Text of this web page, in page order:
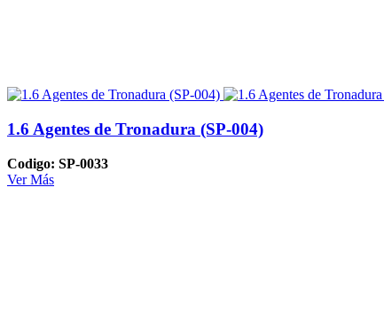
1.6 Agentes de Tronadura (SP-004)
Codigo: SP-0033
Ver Más